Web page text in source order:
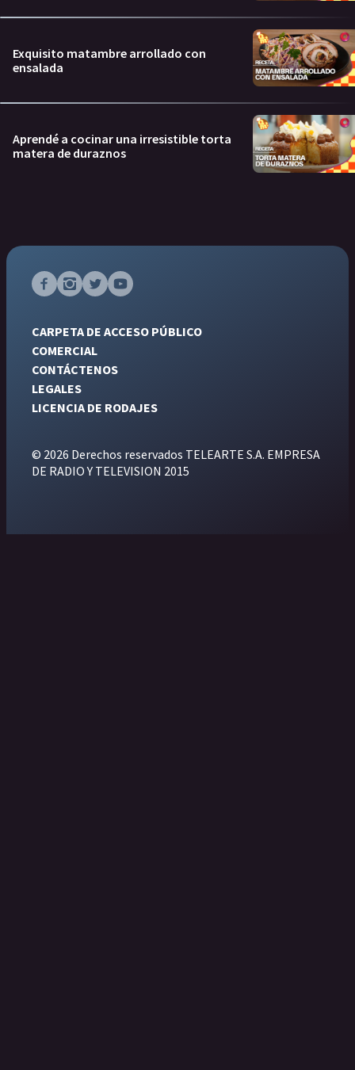
Exquisito matambre arrollado con
ensalada
Aprendé a cocinar una irresistible torta
matera de duraznos
CARPETA DE ACCESO PÚBLICO
COMERCIAL
CONTÁCTENOS
LEGALES
LICENCIA DE RODAJES
© 2026 Derechos reservados TELEARTE S.A. EMPRESA
DE RADIO Y TELEVISION 2015